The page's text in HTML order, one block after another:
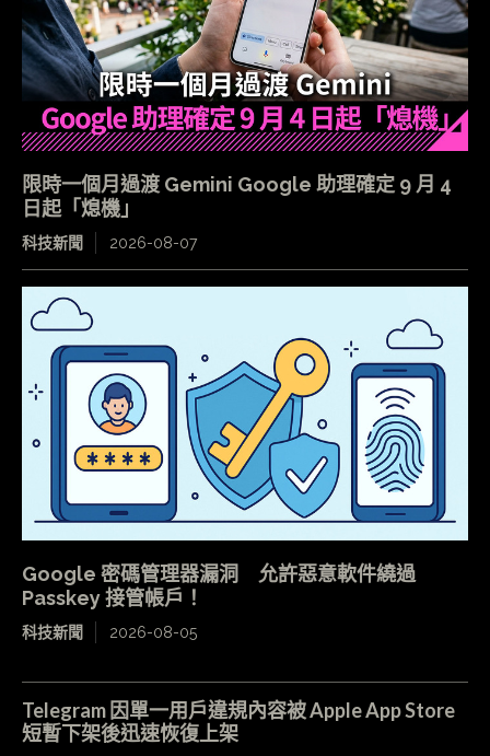
限時一個月過渡 Gemini Google 助理確定 9 月 4
日起「熄機」
科技新聞 2026-08-07
Google 密碼管理器漏洞 允許惡意軟件繞過
Passkey 接管帳戶！
科技新聞 2026-08-05
Telegram 因單一用戶違規內容被 Apple App Store
短暫下架後迅速恢復上架